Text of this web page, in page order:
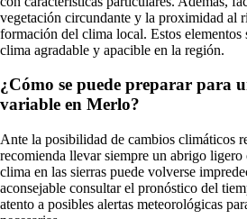
vegetación circundante y la proximidad al
formación del clima local. Estos elementos
clima agradable y apacible en la región.
¿Cómo se puede preparar para
variable en Merlo?
Ante la posibilidad de cambios climáticos
recomienda llevar siempre un abrigo ligero
clima en las sierras puede volverse
aconsejable consultar el pronóstico del
atento a posibles alertas meteorológicas